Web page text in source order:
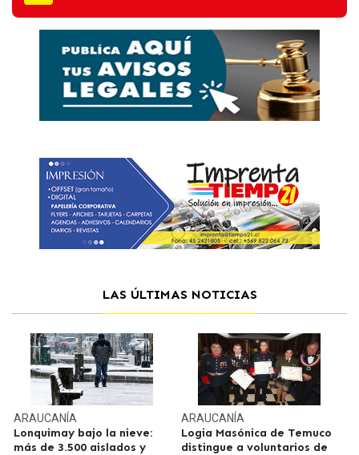
LAS ÚLTIMAS NOTICIAS
ARAUCANÍA
Lonquimay bajo la nieve:
más de 3.500 aislados y
ARAUCANÍA
Logia Masónica de Temuco
distingue a voluntarios de